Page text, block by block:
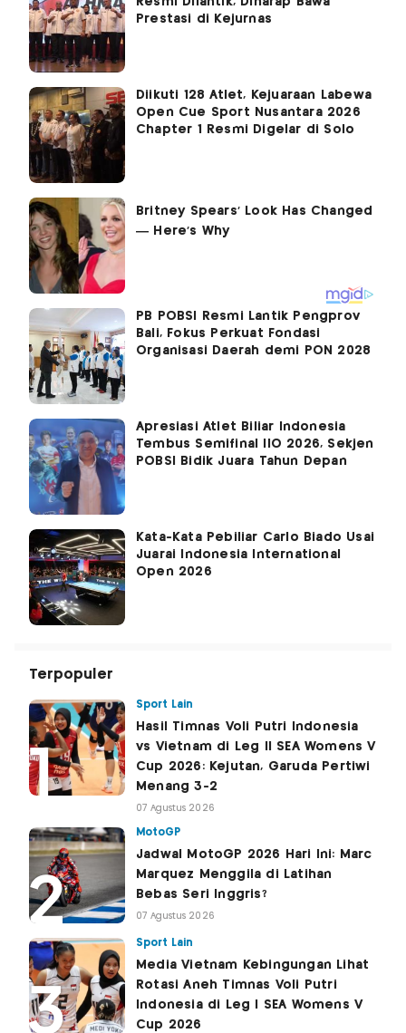
Prestasi di Kejurnas
Diikuti 128 Atlet, Kejuaraan Labewa
Open Cue Sport Nusantara 2026
Chapter 1 Resmi Digelar di Solo
PB POBSI Resmi Lantik Pengprov
Bali, Fokus Perkuat Fondasi
Organisasi Daerah demi PON 2028
Apresiasi Atlet Biliar Indonesia
Tembus Semifinal IIO 2026, Sekjen
POBSI Bidik Juara Tahun Depan
Kata-Kata Pebiliar Carlo Biado Usai
Juarai Indonesia International
Open 2026
Terpopuler
Sport Lain
Hasil Timnas Voli Putri Indonesia
vs Vietnam di Leg II SEA Womens V
Cup 2026: Kejutan, Garuda Pertiwi
Menang 3-2
07 Agustus 2026
MotoGP
Jadwal MotoGP 2026 Hari Ini: Marc
Marquez Menggila di Latihan
Bebas Seri Inggris?
07 Agustus 2026
Sport Lain
Media Vietnam Kebingungan Lihat
Rotasi Aneh Timnas Voli Putri
Indonesia di Leg I SEA Womens V
Cup 2026